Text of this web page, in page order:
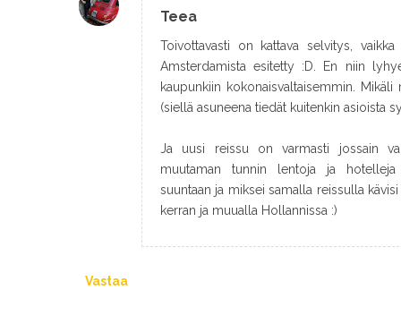
Teea
Toivottavasti on kattava selvitys,
Amsterdamista esitetty :D. En niin
kaupunkiin kokonaisvaltaisemmin.
(siellä asuneena tiedät kuitenkin asioista
Ja uusi reissu on varmasti jossain
muutaman tunnin lentoja ja hotelleja
suuntaan ja miksei samalla reissulla
kerran ja muualla Hollannissa :)
Vastaa